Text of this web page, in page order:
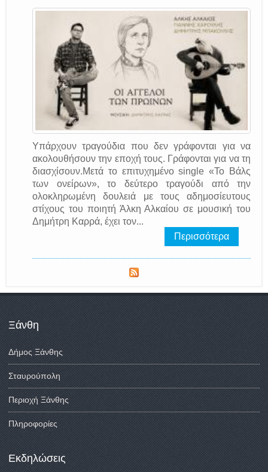
Υπάρχουν τραγούδια που δεν γράφονται για να
ακολουθήσουν την εποχή τους. Γράφονται για να τη
διασχίσουν.Μετά το επιτυχημένο single «Το Βάλς
των ονείρων», το δεύτερο τραγούδι από την
ολοκληρωμένη δουλειά με τους αδημοσίευτους
στίχους του ποιητή Άλκη Αλκαίου σε μουσική του
Δημήτρη Καρρά, έχει τον...
Περισσότερα
Ξάνθη
Δήμος Ξάνθης
Σταυρούπολη
Περιοχή Ξάνθης
Πληροφορίες
Εκδηλώσεις